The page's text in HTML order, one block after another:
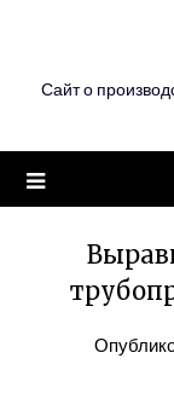
Сайт о